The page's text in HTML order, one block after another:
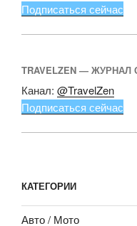
Подписаться сейчас
TRAVELZEN —
Канал: @TravelZen
Подписаться сейчас
КАТЕГОРИИ
Авто / Мото